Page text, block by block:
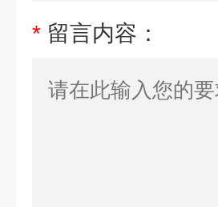
* 留言内容：